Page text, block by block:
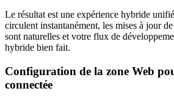
Le résultat est une expérience hybride
circulent instantanément, les mises à jour
sont naturelles et votre flux de
hybride bien fait.
Configuration de la zone Web
connectée